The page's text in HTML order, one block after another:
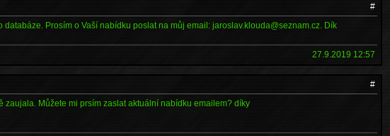
#
databáze. Prosím o Vaší nabídku poslat na můj email: jaroslav.klouda@seznam.cz. Dík
27.9.2019 12:57
#
zaujala. Můžete mi prsím zaslat aktuální nabídku emailem? díky